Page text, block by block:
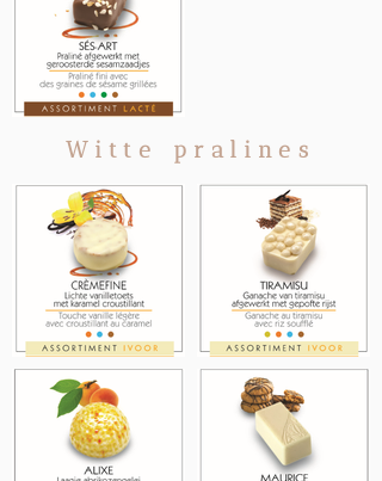
Witte pralines